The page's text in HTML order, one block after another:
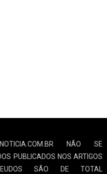
NÃO SE
PUBLICADOS NOS ARTIGOS
SÃO DE TOTAL